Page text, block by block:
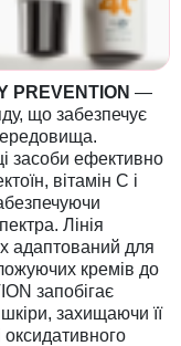
PREVENTION —
що забезпечує
засоби ефективно
вітамін С і
Лінія
адаптований для
кремів до
запобігає
захищаючи її
оксидативного